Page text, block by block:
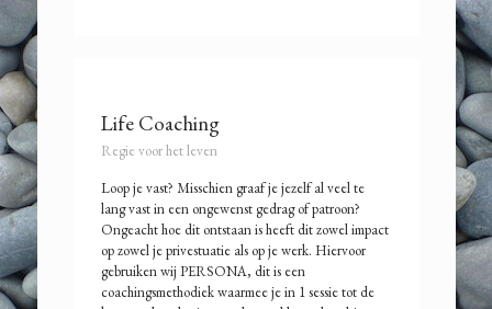
Life Coaching
Regie voor het leven
Loop je vast? Misschien graaf je jezelf al veel te
lang vast in een ongewenst gedrag of patroon?
Ongeacht hoe dit ontstaan is heeft dit zowel impact
op zowel je privestuatie als op je werk. Hiervoor
gebruiken wij PERSONA, dit is een
coachingsmethodiek waarmee je in 1 sessie tot de